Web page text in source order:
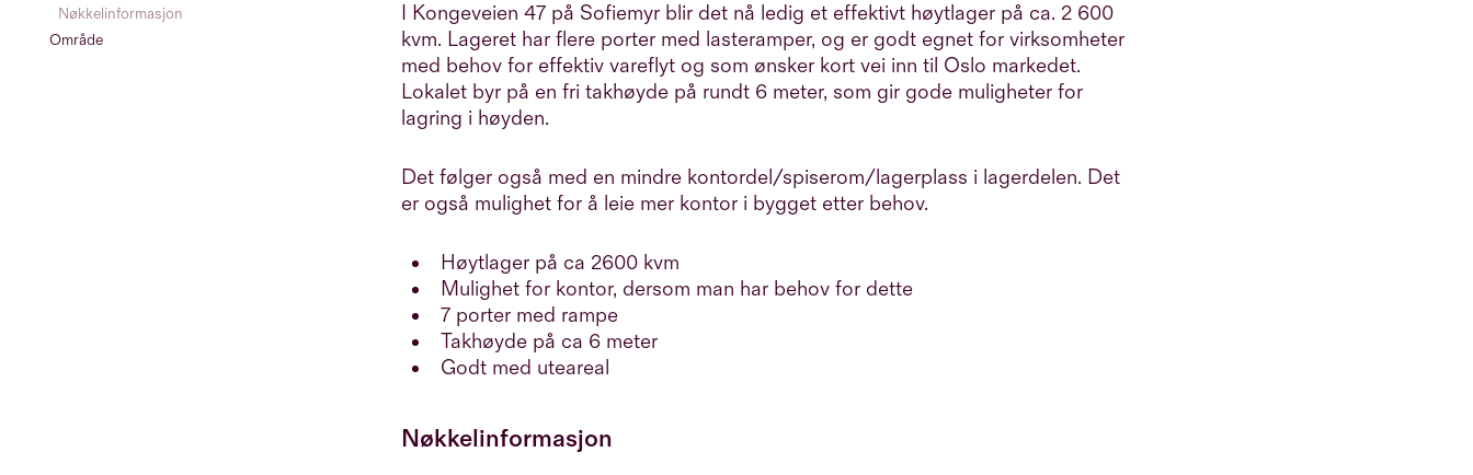
Nøkkelinformasjon
Område
I Kongeveien 47 på Sofiemyr blir det nå ledig et effektivt høytlager på ca. 2 600
kvm. Lageret har flere porter med lasteramper, og er godt egnet for virksomheter
med behov for effektiv vareflyt og som ønsker kort vei inn til Oslo markedet.
Lokalet byr på en fri takhøyde på rundt 6 meter, som gir gode muligheter for
lagring i høyden.
Det følger også med en mindre kontordel/spiserom/lagerplass i lagerdelen. Det
er også mulighet for å leie mer kontor i bygget etter behov.
Høytlager på ca 2600 kvm
Mulighet for kontor, dersom man har behov for dette
7 porter med rampe
Takhøyde på ca 6 meter
Godt med uteareal
Nøkkelinformasjon